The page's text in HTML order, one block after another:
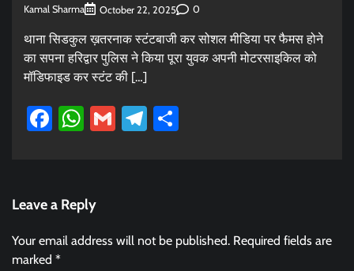
Kamal Sharma October 22, 2025 0
थाना सिडकुल ख़तरनाक स्टंटबाजी कर सोशल मीडिया पर फैमस होने
का सपना हरिद्वार पुलिस ने किया पूरा युवक अपनी मोटरसाइकिल को
मॉडिफाइड कर स्टंट की […]
Facebook
WhatsApp
GmailTelegram
Leave a Reply
Your email address will not be published. Required fields are
marked *